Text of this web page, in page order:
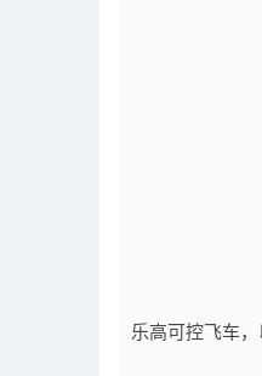
乐高可控飞车，